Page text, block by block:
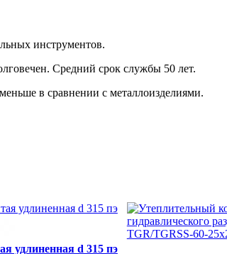
инструментов.
Средний срок службы 50 лет.
в сравнении с металлоизделиями.
удлиненная d 315 пэ